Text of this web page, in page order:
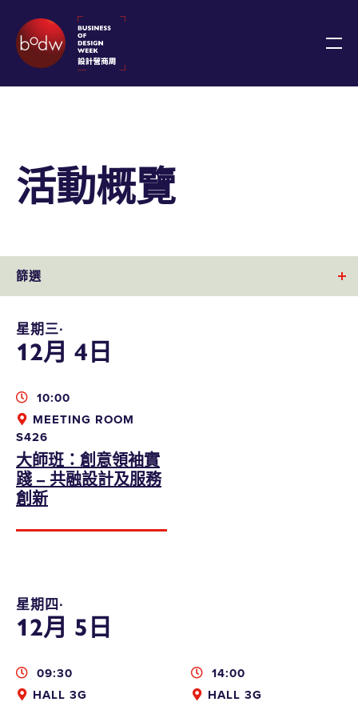
活動概覽
篩選
星期三∙
12月 4日
10:00
MEETING ROOM
S426
大師班：創意領袖實
踐 – 共融設計及服務
創新
星期四∙
12月 5日
09:30
HALL 3G
14:00
HALL 3G